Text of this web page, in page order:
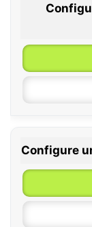
Configure